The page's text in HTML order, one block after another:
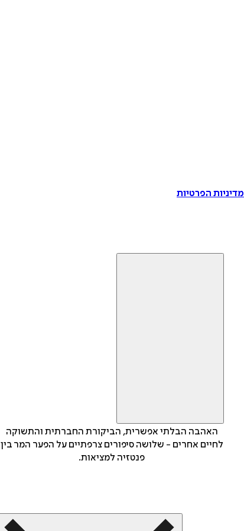
הפרטיות
האהבה הבלתי אפשרית, הביקורת החברתית והתשוקה
לחיים אחרים - שלושה סיפורים צרפתיים על הפער המר בין
פנטזיה למציאות.